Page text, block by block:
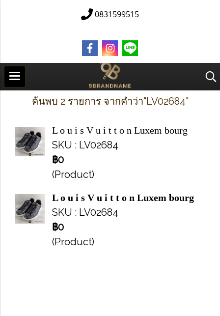
0831599515
ค้นพบ 2 รายการ จากคำว่า"LV02684"
L o u i s V u i t t o n Luxem bourg
SKU : LV02684
฿0
(Product)
L o u i s V u i t t o n Luxem bourg
SKU : LV02684
฿0
(Product)